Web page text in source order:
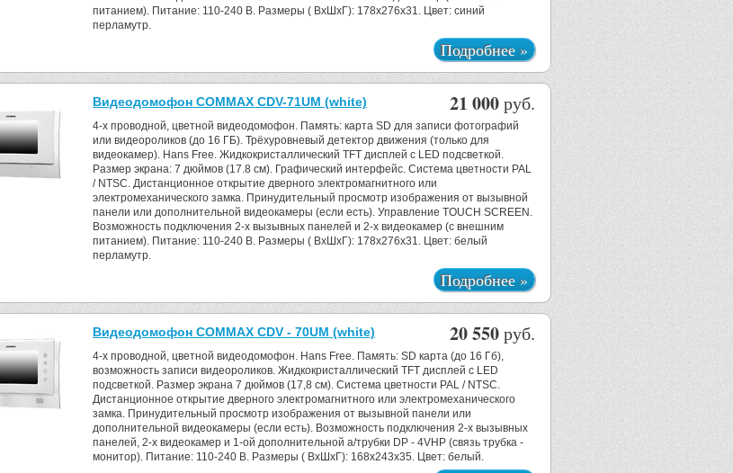
питанием). Питание: 110-240 B. Размеры ( ВхШхГ): 178х276x31. Цвет: синий
перламутр.
Подробнее »
21 000руб.
Видеодомофон COMMAX CDV-71UM (white)
4-x проводной, цветной видеодомофон. Память: карта SD для записи фотографий
или видеороликов (до 16 ГБ). Трёхуровневый детектор движения (только для
видеокамер). Hans Free. Жидкокристаллический TFT дисплей с LED подсветкой.
Размер экрана: 7 дюймов (17.8 см). Графический интерфейс. Система цветности PAL
/ NTSC. Дистанционное открытие дверного электромагнитного или
электромеханического замка. Принудительный просмотр изображения от вызывной
панели или дополнительной видеокамеры (если есть). Управление TOUCH SCREEN.
Возможность подключения 2-х вызывных панелей и 2-х видеокамер (с внешним
питанием). Питание: 110-240 B. Размеры ( ВхШхГ): 178х276x31. Цвет: белый
перламутр.
Подробнее »
20 550руб.
Видеодомофон COMMAX CDV - 70UM (white)
4-x проводной, цветной видеодомофон. Hans Free. Память: SD карта (до 16 Гб),
возможность записи видеороликов. Жидкокристаллический TFT дисплей с LED
подсветкой. Размер экрана 7 дюймов (17,8 см). Система цветности PAL / NTSC.
Дистанционное открытие дверного электромагнитного или электромеханического
замка. Принудительный просмотр изображения от вызывной панели или
дополнительной видеокамеры (если есть). Возможность подключения 2-х вызывных
панелей, 2-х видеокамер и 1-ой дополнительной а/трубки DP - 4VHP (связь трубка -
монитор). Питание: 110-240 B. Размеры ( ВхШхГ): 168x243x35. Цвет: белый.